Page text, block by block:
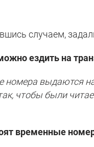
случаем,
ездить на
номера выдаются
чтобы были
временные